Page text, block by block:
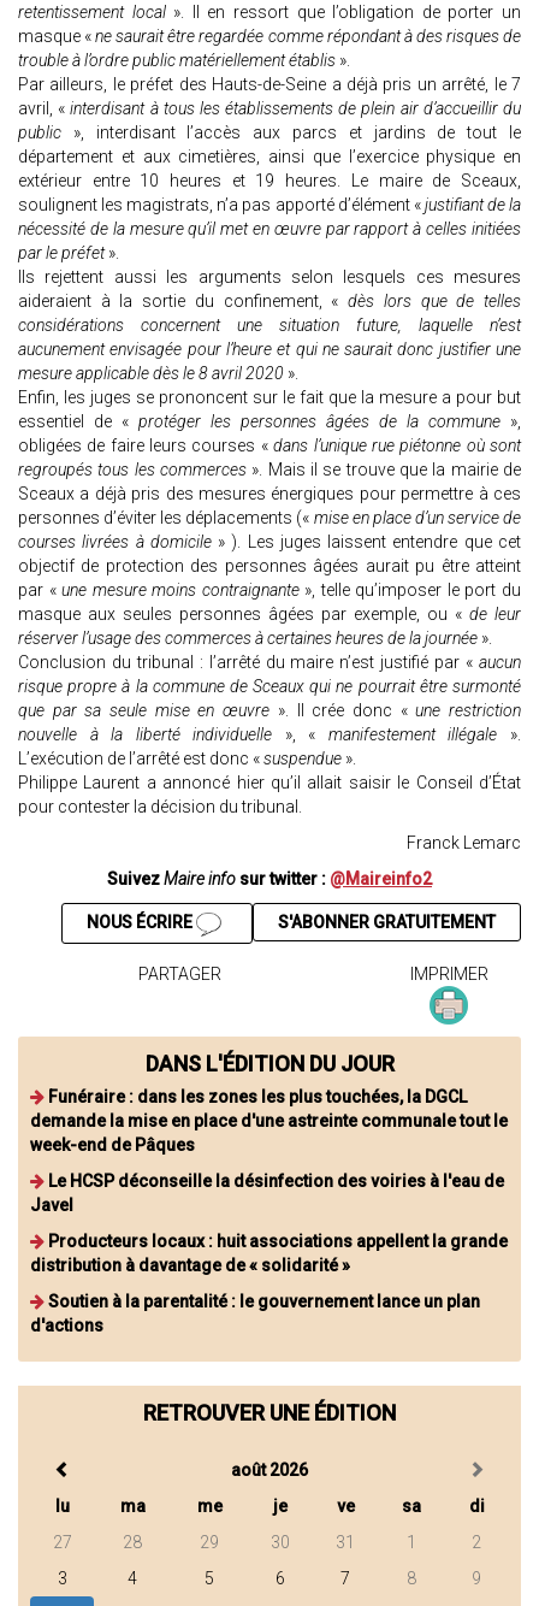
retentissement local ». Il en ressort que l’obligation de porter un
masque «ne saurait être regardée comme répondant à des risques de
trouble à l’ordre public matériellement établis ».
Par ailleurs, le préfet des Hauts-de-Seine a déjà pris un arrêté, le 7
avril, « interdisant à tous les établissements de plein air d’accueillir du
public », interdisant l’accès aux parcs et jardins de tout le
département et aux cimetières, ainsi que l’exercice physique en
extérieur entre 10 heures et 19 heures. Le maire de Sceaux,
soulignent les magistrats, n’a pas apporté d’élément «justifiant de la
nécessité de la mesure qu’il met en œuvre par rapport à celles initiées
par le préfet».
Ils rejettent aussi les arguments selon lesquels ces mesures
aideraient à la sortie du confinement, « dès lors que de telles
considérations concernent une situation future, laquelle n’est
aucunement envisagée pour l’heure et qui ne saurait donc justifier une
mesure applicable dès le 8 avril 2020 ».
Enfin, les juges se prononcent sur le fait que la mesure a pour but
essentiel de « protéger les personnes âgées de la commune »,
obligées de faire leurs courses «dans l’unique rue piétonne où sont
regroupés tous les commerces ». Mais il se trouve que la mairie de
Sceaux a déjà pris des mesures énergiques pour permettre à ces
personnes d’éviter les déplacements (« mise en place d’un service de
courses livrées à domicile» ). Les juges laissent entendre que cet
objectif de protection des personnes âgées aurait pu être atteint
par «une mesure moins contraignante», telle qu’imposer le port du
masque aux seules personnes âgées par exemple, ou « de leur
réserver l’usage des commerces à certaines heures de la journée ».
Conclusion du tribunal : l’arrêté du maire n’est justifié par « aucun
risque propre à la commune de Sceaux qui ne pourrait être surmonté
que par sa seule mise en œuvre ». Il crée donc «une restriction
nouvelle à la liberté individuelle », « manifestement illégale ».
L’exécution de l’arrêté est donc «suspendue ».
Philippe Laurent a annoncé hier qu’il allait saisir le Conseil d’État
pour contester la décision du tribunal.
Franck Lemarc
SuivezMaire info sur twitter : @Maireinfo2
S'ABONNER GRATUITEMENT
NOUS ÉCRIRE
PARTAGER IMPRIMER
DANS L'ÉDITION DU JOUR
Funéraire : dans les zones les plus touchées, la DGCL
demande la mise en place d'une astreinte communale tout le
week-end de Pâques
Le HCSP déconseille la désinfection des voiries à l'eau de
Javel
Producteurs locaux : huit associations appellent la grande
distribution à davantage de « solidarité »
Soutien à la parentalité : le gouvernement lance un plan
d'actions
RETROUVER UNE ÉDITION
août 2026
lu
ma me je ve sa
di
27
28 29 30 31 1
2
3
4 5 6 7 8
9